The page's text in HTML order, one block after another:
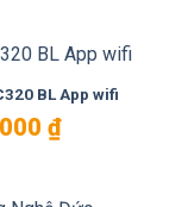
2.800.000 ₫.
BL App wifi
₫Giá
hiện